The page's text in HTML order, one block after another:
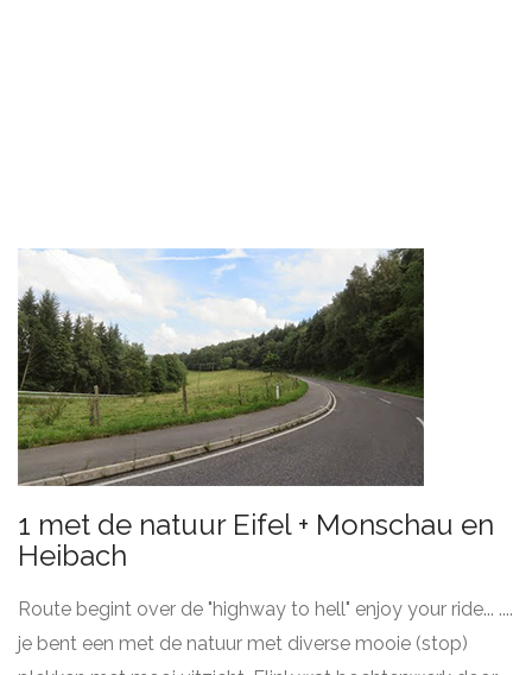
1 met de natuur Eifel + Monschau en
Heibach
Route begint over de "highway to hell" enjoy your ride... ....
je bent een met de natuur met diverse mooie (stop)